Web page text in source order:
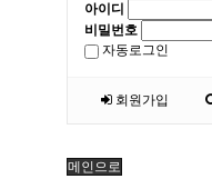
아이디
비밀번호
자동로그인
회원가입
메인으로